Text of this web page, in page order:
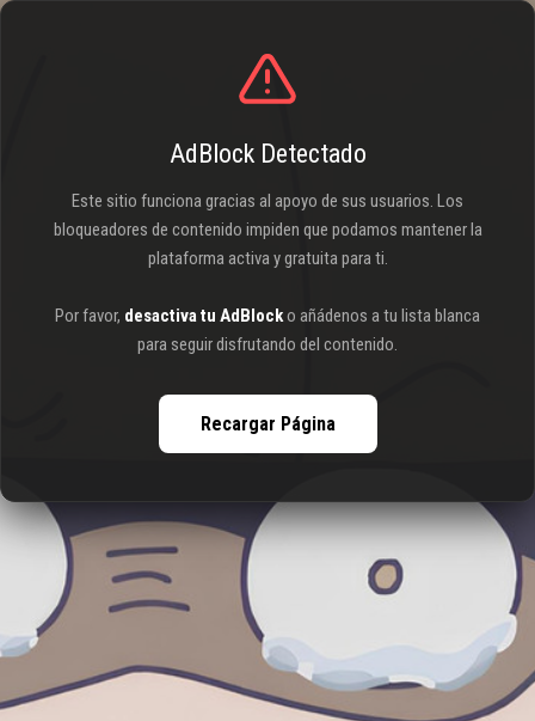
AdBlock Detectado
Este sitio funciona gracias al apoyo de sus usuarios. Los
bloqueadores de contenido impiden que podamos mantener la
plataforma activa y gratuita para ti.
Por favor, desactiva tu AdBlocko añádenos a tu lista blanca
para seguir disfrutando del contenido.
Recargar Página